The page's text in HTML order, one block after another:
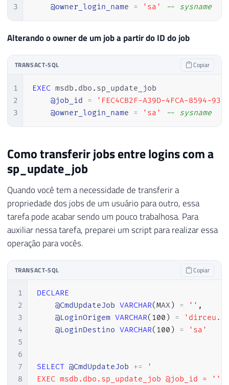
3
@owner_login_name = 'sa' -- sysname
Alterando o owner de um job a partir do ID do job
TRANSACT-SQL Copiar
1
2
3
EXEC msdb . dbo . sp_update_job
@job_id =
'FEC4CB2F-A39D-4FCA-8594-
@owner_login_name = 'sa' -- sysname
Como transferir jobs entre logins com a
sp_update_job
Quando você tem a necessidade de transferir a
propriedade dos jobs de um usuário para outro, essa
tarefa pode acabar sendo um pouco trabalhosa. Para
auxiliar nessa tarefa, preparei um script para realizar essa
operação para vocês.
TRANSACT-SQL Copiar
1
2
3
4
5
6
7
8
DECLARE
@CmdUpdateJob VARCHAR(MAX) = '' ,
@LoginOrigem VARCHAR( 100 ) =
@LoginDestino VARCHAR( 100 ) = 'sa'
SELECT @CmdUpdateJob +=
'
EXEC msdb.dbo.sp_update_job @job_id = '''